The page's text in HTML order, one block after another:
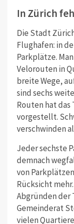
In Zürich
Die Stadt
Flughafen: in
Parkplätze.
Velorouten in
breite Wege,
sind sechs
Routen hat
vorgestellt.
verschwinden
Jeder sechste
demnach
von
Rücksicht
Abgründen der
Gemeinderat
vielen